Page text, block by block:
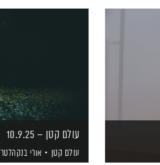
עולם קטן – 10.9.25
עולם קטן אורי בנקהלטר